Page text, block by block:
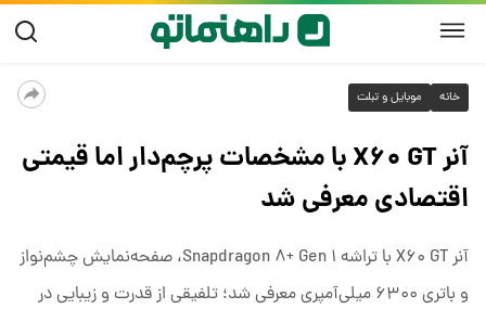
خانه موبایل و تبلت
آنر X۶۰ GT با مشخصات پرچم‌دار اما قیمتی
اقتصادی معرفی شد
آنر X۶۰ GT با تراشه Snapdragon ۸+ Gen ۱، صفحه‌نمایش چشم‌نواز
و باتری ۶۳۰۰ میلی‌آمپری معرفی شد؛ تلفیقی از قدرت و زیبایی در